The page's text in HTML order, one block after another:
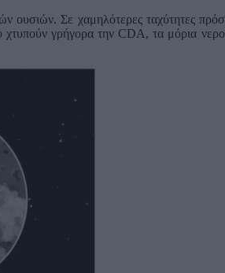
Σε χαμηλότερες ταχύτητες
γρήγορα την CDA, τα μόρια